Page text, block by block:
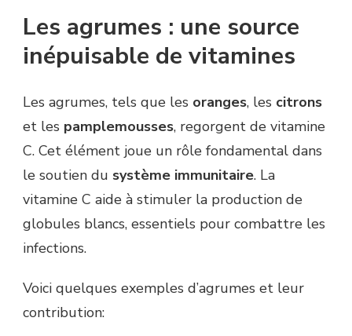
Les agrumes : une source
inépuisable de vitamines
Les agrumes, tels que les oranges, les citrons
et les pamplemousses, regorgent de vitamine
C. Cet élément joue un rôle fondamental dans
le soutien du système immunitaire. La
vitamine C aide à stimuler la production de
globules blancs, essentiels pour combattre les
infections.
Voici quelques exemples d’agrumes et leur
contribution: